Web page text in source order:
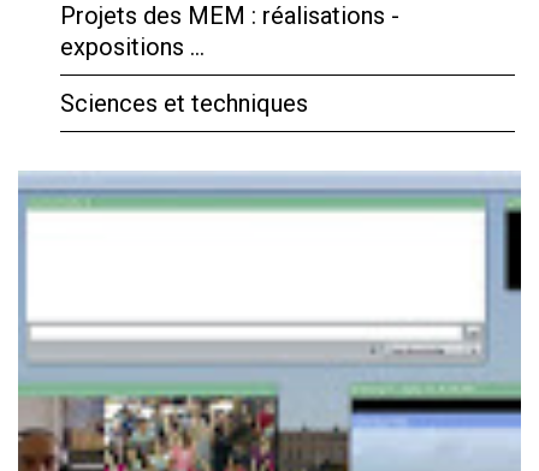
Projets des MEM : réalisations -
expositions …
Sciences et techniques